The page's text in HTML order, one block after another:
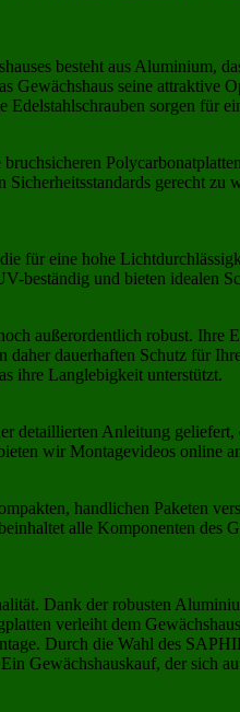
besteht aus Aluminium,
Gewächshaus seine attraktive
sorgen für
gerecht
für eine hohe
beständig und bieten idealen
außerordentlich robust.
dauerhaften Schutz für
ihre Langlebigkeit unterstützt.
detaillierten Anleitung
wir Montagevideos online
handlichen Paketen
alle Komponenten des
Dank der robusten
verleiht dem
Durch die Wahl des
Gewächshauskauf, der sich